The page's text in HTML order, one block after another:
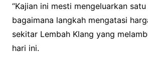
“Kajian ini mesti mengeluarkan
bagaimana langkah mengatasi
sekitar Lembah Klang yang
hari ini.